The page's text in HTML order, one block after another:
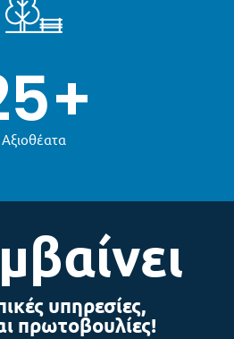
Αξιοθέατα+
υπηρεσίες,
πρωτοβουλίες!